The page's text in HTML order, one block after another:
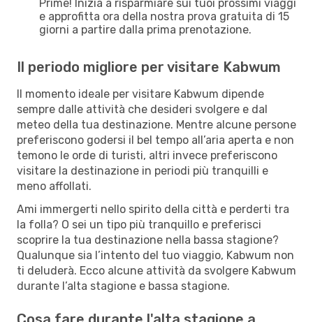
Prime! Inizia a risparmiare sui tuoi prossimi viaggi
e approfitta ora della nostra prova gratuita di 15
giorni a partire dalla prima prenotazione.
Il periodo migliore per visitare Kabwum
Il momento ideale per visitare Kabwum dipende
sempre dalle attività che desideri svolgere e dal
meteo della tua destinazione. Mentre alcune persone
preferiscono godersi il bel tempo all’aria aperta e non
temono le orde di turisti, altri invece preferiscono
visitare la destinazione in periodi più tranquilli e
meno affollati.
Ami immergerti nello spirito della città e perderti tra
la folla? O sei un tipo più tranquillo e preferisci
scoprire la tua destinazione nella bassa stagione?
Qualunque sia l’intento del tuo viaggio, Kabwum non
ti deluderà. Ecco alcune attività da svolgere Kabwum
durante l’alta stagione e bassa stagione.